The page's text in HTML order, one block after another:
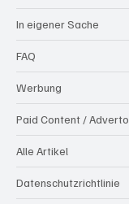
In eigener Sache
FAQ
Werbung
Paid Content /
Alle Artikel
Datenschutzrichtlinie